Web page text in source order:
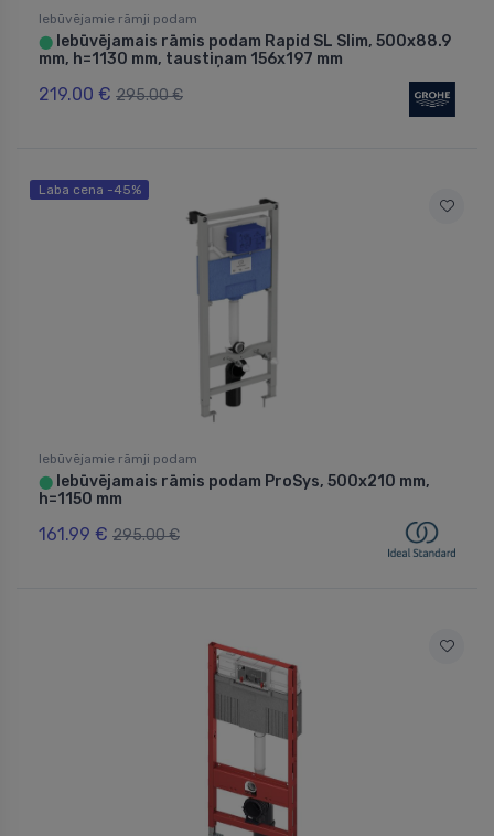
Iebūvējamie rāmji podam
⬤ Iebūvējamais rāmis podam Rapid SL Slim, 500x88.9
mm, h=1130 mm, taustiņam 156x197 mm
219.00 € 295.00 €
Laba cena -45%
Iebūvējamie rāmji podam
⬤ Iebūvējamais rāmis podam ProSys, 500x210 mm,
h=1150 mm
161.99 € 295.00 €